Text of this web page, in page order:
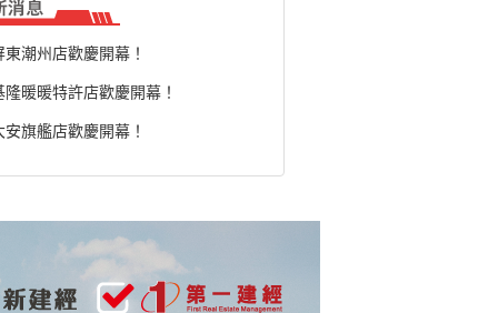
東潮州店歡慶開幕！
隆暖暖特許店歡慶開幕！
安旗艦店歡慶開幕！